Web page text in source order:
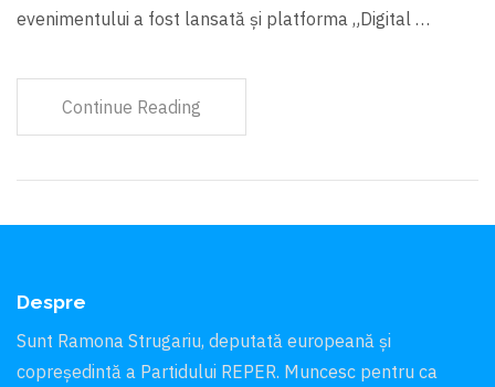
evenimentului a fost lansată și platforma „Digital …
Continue Reading
Despre
Sunt Ramona Strugariu, deputată europeană și
copreședintă a Partidului REPER. Muncesc pentru ca